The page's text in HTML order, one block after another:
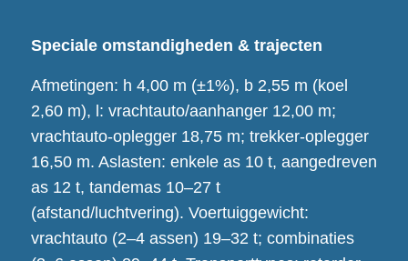
Speciale omstandigheden & trajecten
Afmetingen: h 4,00 m (±1%), b 2,55 m (koel
2,60 m), l: vrachtauto/aanhanger 12,00 m;
vrachtauto-oplegger 18,75 m; trekker-oplegger
16,50 m. Aslasten: enkele as 10 t, aangedreven
as 12 t, tandemas 10–27 t
(afstand/luchtvering). Voertuiggewicht:
vrachtauto (2–4 assen) 19–32 t; combinaties